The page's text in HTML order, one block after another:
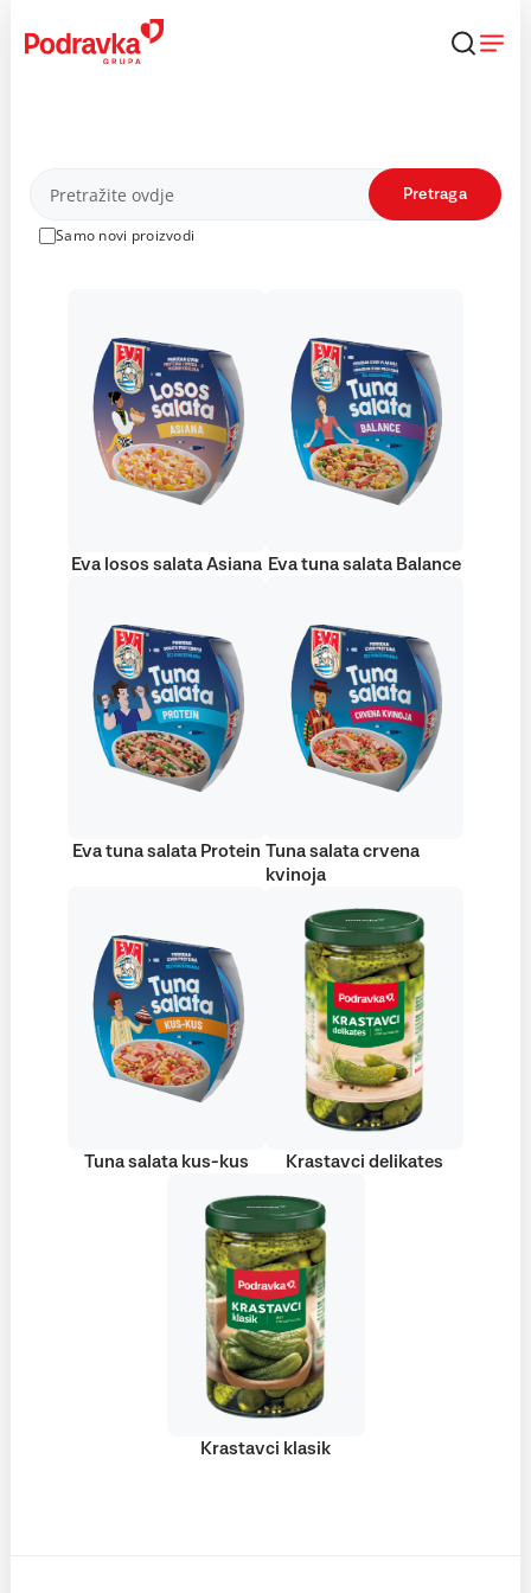
content
Proizvodi
Samo novi proizvodi
Pretraga
Eva losos salata Asiana Eva tuna salata Balance
Eva tuna salata Protein Tuna salata crvena
kvinoja
Tuna salata kus-kus Krastavci delikates
Krastavci klasik